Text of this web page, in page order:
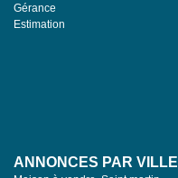
Gérance
Estimation
ANNONCES PAR VILLE